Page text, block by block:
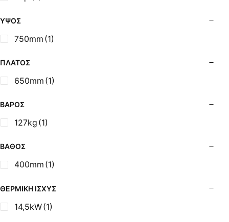
Σόμπες Ξύλου από Ατσάλι με Φούρνο
Σόμπες Πετρελαίου (Alfatherm)
Σόμπες Πετρελαίου (Assos)
Σόμπες Πετρελαίου (StarStoves)
Σόμπες Πετρελαίου (ΟΒΕΛ)
Σόμπες Πετρελαίου Αερόθερμες (Agorastos)
Σόμπες Υγραερίου
Σούβλες - Εργαλεία Ψησίματος BBQ
Σωλήνες (Μπουριά), Εξαρτήματα Σόμπας
Τζάκια - Εστίες
Ψησταριές
ΎΨΟΣ
750mm (1)
ΠΛΆΤΟΣ
650mm (1)
ΒΆΡΟΣ
127kg (1)
ΒΆΘΟΣ
400mm (1)
ΘΕΡΜΙΚΉ ΙΣΧΎΣ
14,5kW(1)